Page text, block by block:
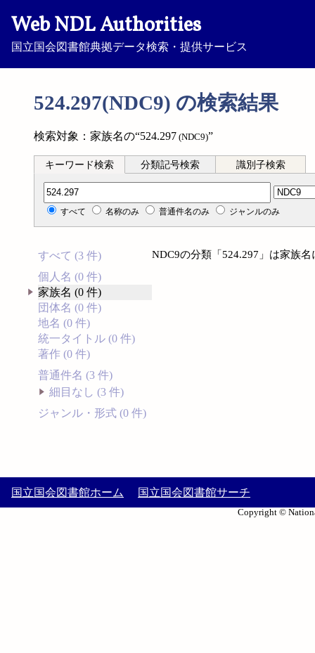
Web NDL Authorities
国立国会図書館典拠データ検索・提供サービス
524.297(NDC9) の検索結果
検索対象：家族名の“524.297 (NDC9)”
キーワード検索 分類記号検索 識別子検索
分類記号検索
すべて 名称のみ 普通件名のみ ジャンルのみ
すべて (3 件)
個人名 (0 件)
家族名 (0 件)
団体名 (0 件)
地名 (0 件)
統一タイトル (0 件)
著作 (0 件)
普通件名 (3 件)
細目なし (3 件)
ジャンル・形式 (0 件)
NDC9の分類「524.297」は家族
国立国会図書館ホーム 国立国会図書館サーチ
Copyright ©